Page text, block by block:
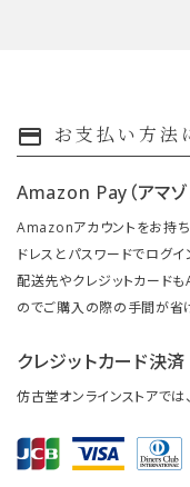
payment お支払い方法
Amazon Pay（アマゾ
Amazonアカウントをお持
ドレスとパスワードでログ
配送先やクレジットカード
のでご購入の際の手間が省
クレジットカード決済
仿古堂オンラインストアでは